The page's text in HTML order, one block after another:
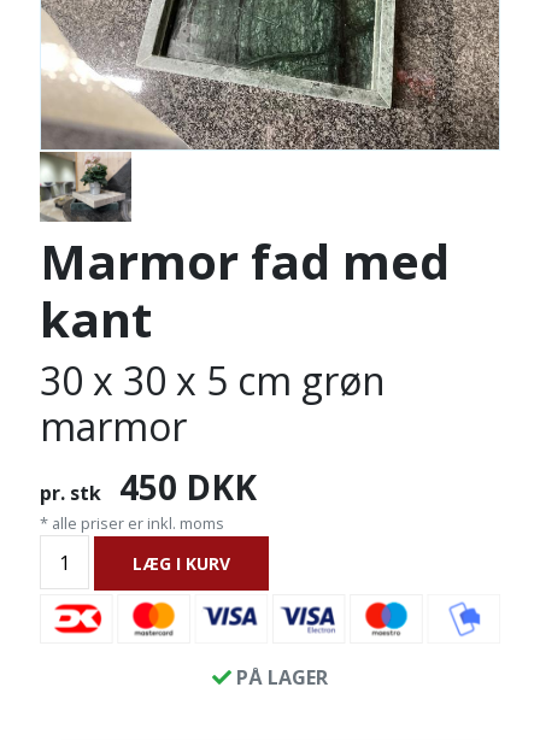
Marmor fad med
kant
30 x 30 x 5 cm grøn
marmor
pr. stk 450 DKK
* alle priser er inkl. moms
LÆG I KURV
PÅ LAGER